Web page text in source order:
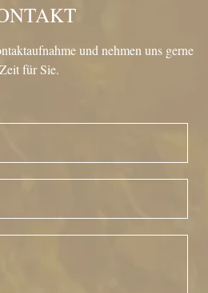
und nehmen uns gerne
Zeit für Sie.